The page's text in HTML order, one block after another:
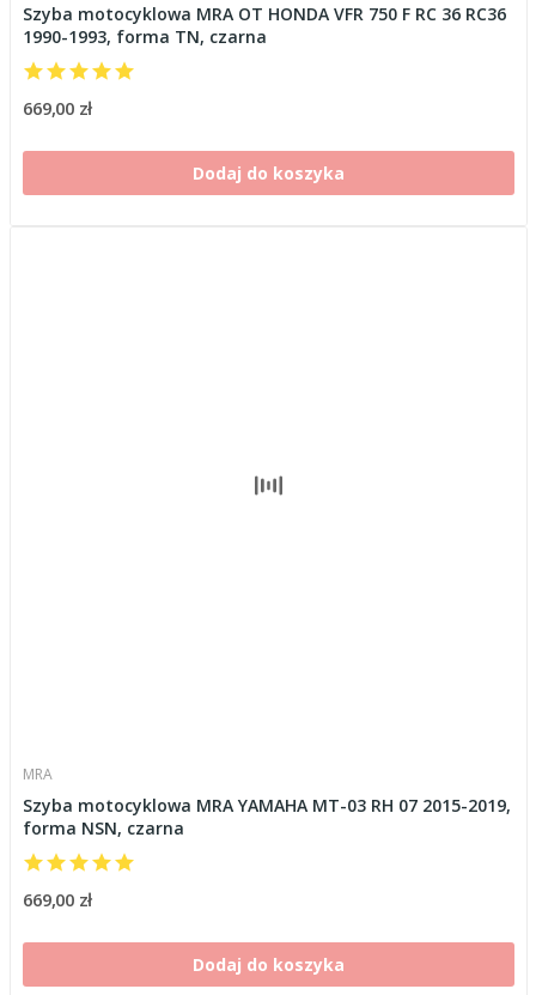
Szyba motocyklowa MRA OT HONDA VFR 750 F RC 36 RC36
1990-1993, forma TN, czarna
669,00 zł
Dodaj do koszyka
MRA
Szyba motocyklowa MRA YAMAHA MT-03 RH 07 2015-2019,
forma NSN, czarna
669,00 zł
Dodaj do koszyka